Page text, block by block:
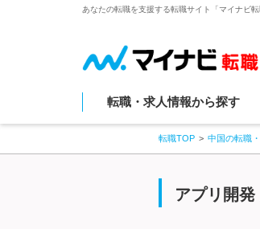
あなたの転職を支援する転職サイト「マイナビ
転職・求人情報から探す
転職TOP 中国の転職
アプリ開